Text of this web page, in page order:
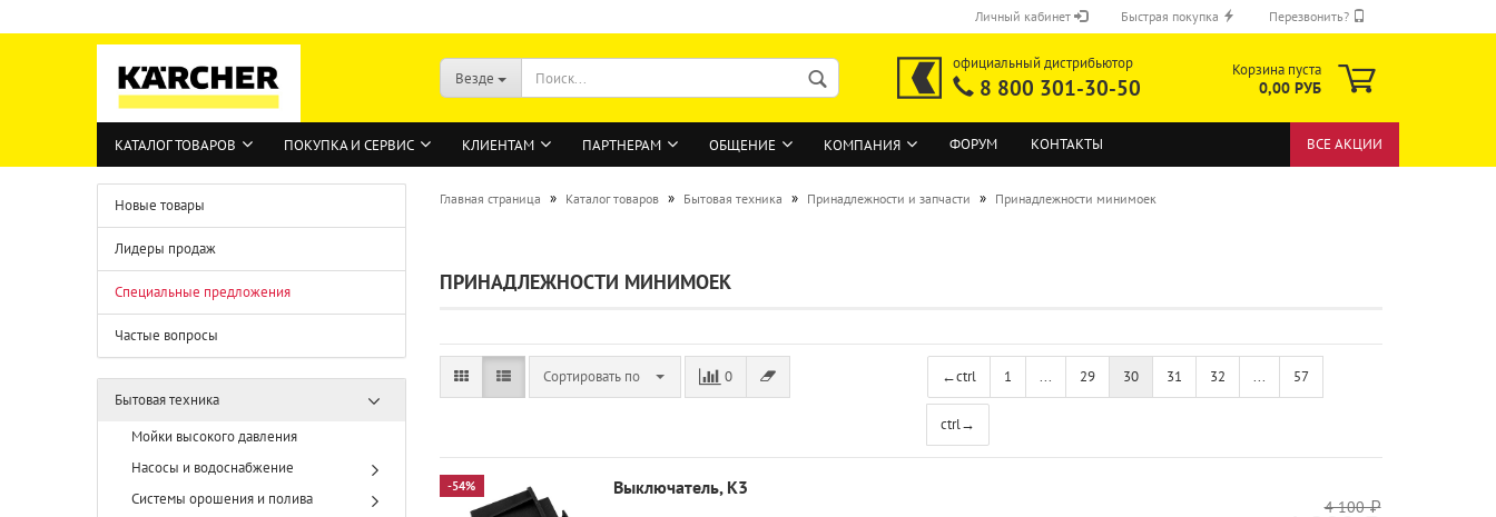
Личный кабинет
Забыли пароль?
Быстрая покупка Перезвонить?
Везде
официальный дистрибьютор
8 800 301-30-50
Корзина пуста
0,00 РУБ
КАТАЛОГ ТОВАРОВ ПОКУПКА И СЕРВИС КЛИЕНТАМ ПАРТНЕРАМ ОБЩЕНИЕ КОМПАНИЯ ФОРУМ КОНТАКТЫ ВСЕ АКЦИИ
Главная страница » Каталог товаров » Бытовая техника » Принадлежности и запчасти » Принадлежности минимоек
ПРИНАДЛЕЖНОСТИ МИНИМОЕК
Сортировать по 0 ←ctrl 1 ... 29 30 31 32 ... 57
ctrl→
-54% Выключатель, K3
4 100 ₽
Новые товары
Лидеры продаж
Специальные предложения
Частые вопросы
Бытовая техника
Мойки высокого давления
Насосы и водоснабжение
Системы орошения и полива